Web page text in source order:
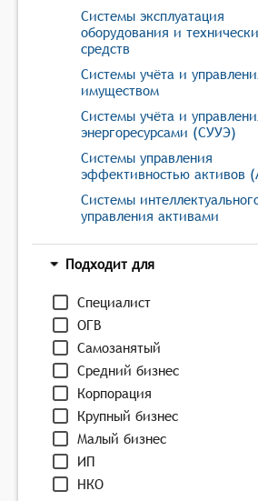
Системы эксплуатация
оборудования и
средств
Системы учёта и
имуществом
Системы учёта и
энергоресурсами (СУУЭ)
Системы управления
эффективностью активов
Системы
управления активами
Подходит для
Специалист
ОГВ
Самозанятый
Средний бизнес
Корпорация
Крупный бизнес
Малый бизнес
ИП
НКО